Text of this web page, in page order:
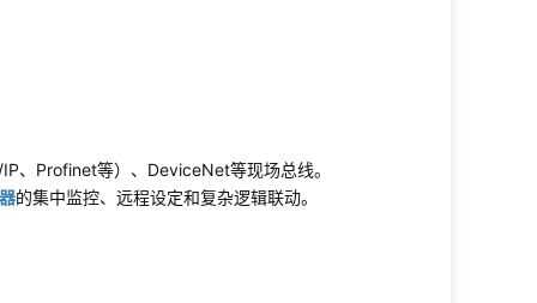
、Profinet等）、DeviceNet等现场总线。
的集中监控、远程设定和复杂逻辑联动。